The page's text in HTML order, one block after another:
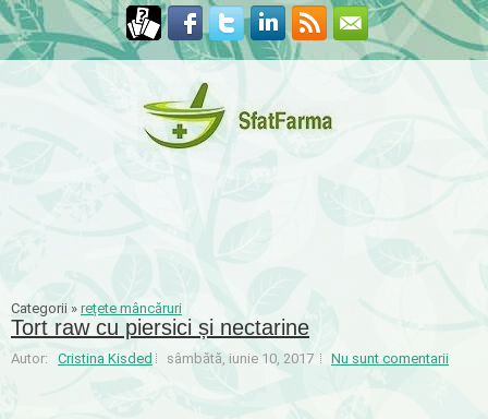
Categorii » rețete mâncăruri
Tort raw cu piersici și nectarine
Autor: Cristina Kisded sâmbătă, iunie 10, 2017 Nu sunt comentarii